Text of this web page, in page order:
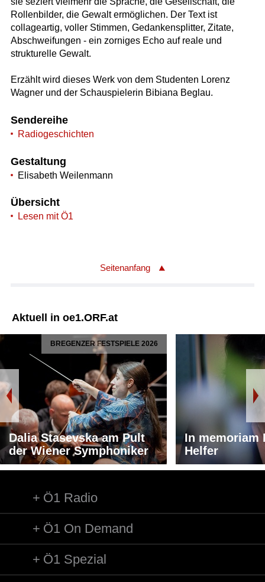
Rollenbilder, die Gewalt ermöglichen. Der Text ist
collageartig, voller Stimmen, Gedankensplitter, Zitate,
Abschweifungen - ein zorniges Echo auf reale und
strukturelle Gewalt.
Erzählt wird dieses Werk von dem Studenten Lorenz
Wagner und der Schauspielerin Bibiana Beglau.
Sendereihe
Radiogeschichten
Gestaltung
Elisabeth Weilenmann
Übersicht
Lesen mit Ö1
Seitenanfang
Aktuell in oe1.ORF.at
BREGENZER FESTSPIELE 2026
Dalia Stasevska am Pult
der Wiener Symphoniker
In memoriam
Helfer
Ö1 Radio
Ö1 On Demand
Ö1 Spezial